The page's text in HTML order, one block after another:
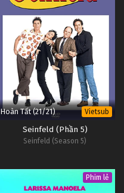
Hoàn Tất (21/21) Vietsub
Seinfeld (Phần 5)
Seinfeld (Season 5)
Phim lẻ